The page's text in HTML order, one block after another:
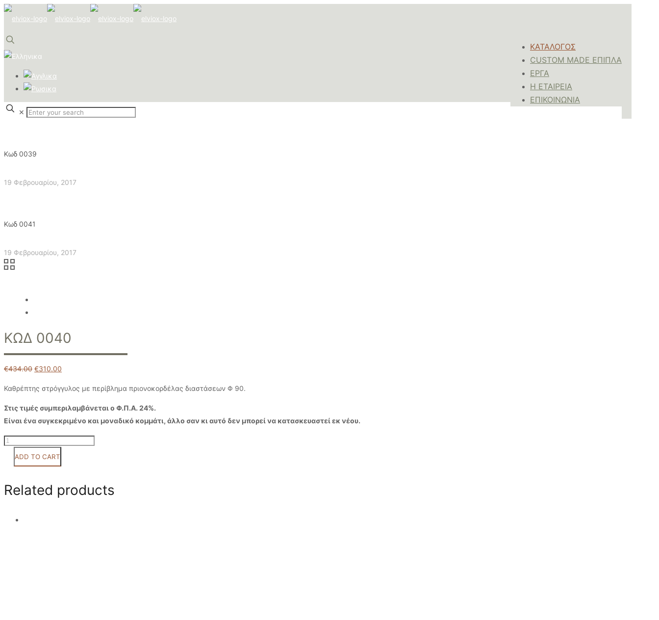
ΚΑΤΑΛΟΓΟΣ
CUSTOM MADE ΕΠΙΠΛΑ
ΈΡΓΑ
Η ΕΤΑΙΡΕΙΑ
ΕΠΙΚΟΙΝΩΝΙΑ
✕
Κωδ 0039
19 Φεβρουαρίου, 2017
Κωδ 0041
19 Φεβρουαρίου, 2017
ΚΩΔ 0040
€434.00 €310.00
Καθρέπτης στρόγγυλος με περίβλημα πριονοκορδέλας διαστάσεων Φ 90.
Στις τιμές συμπεριλαμβάνεται ο Φ.Π.Α. 24%.
Είναι ένα συγκεκριμένο και μοναδικό κομμάτι, άλλο σαν κι αυτό δεν μπορεί να κατασκευαστεί εκ νέου.
Κωδ
0040
quantity
ADD TO CART
Related products